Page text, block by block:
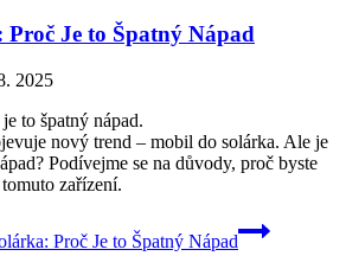
Je to Špatný Nápad
2025
to špatný nápad.
nový trend – mobil do solárka. Ale je
Podívejme se na důvody, proč byste
zařízení.
Proč Je to Špatný Nápad